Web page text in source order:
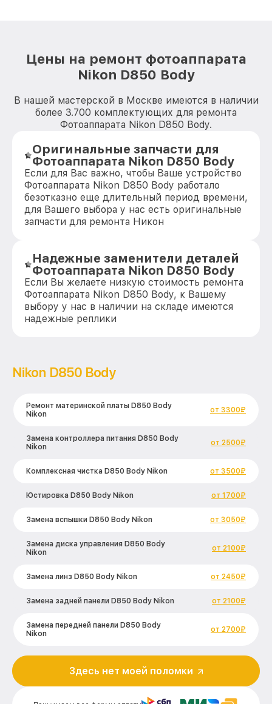
Цены на ремонт фотоаппарата
Nikon D850 Body
В нашей мастерской в Москве имеются в наличии
более 3.700 комплектующих для ремонта
Фотоаппарата Nikon D850 Body.
Оригинальные запчасти для
Фотоаппарата Nikon D850 Body
Если для Вас важно, чтобы Ваше устройство
Фотоаппарата Nikon D850 Body работало
безотказно еще длительный период времени,
для Вашего выбора у нас есть оригинальные
запчасти для ремонта Никон
Надежные заменители деталей
Фотоаппарата Nikon D850 Body
Если Вы желаете низкую стоимость ремонта
Фотоаппарата Nikon D850 Body, к Вашему
выбору у нас в наличии на складе имеются
надежные реплики
Nikon D850 Body
Ремонт материнской платы D850 Body
Nikon
от 3300₽
Замена контроллера питания D850 Body
Nikon
от 2500₽
Комплексная чистка D850 Body Nikon от 3500₽
Юстировка D850 Body Nikon от 1700₽
Замена вспышки D850 Body Nikon от 3050₽
Замена диска управления D850 Body
Nikon
от 2100₽
Замена линз D850 Body Nikon от 2450₽
Замена задней панели D850 Body Nikon от 2100₽
Замена передней панели D850 Body
Nikon
от 2700₽
Замена устройства стабилизации D850
Здесь нет моей поломки